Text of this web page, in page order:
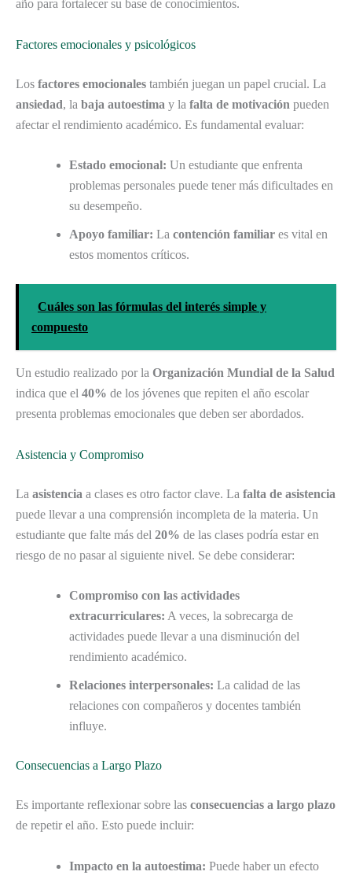
año para fortalecer su base de conocimientos.
Factores emocionales y psicológicos
Los factores emocionales también juegan un papel crucial. La
ansiedad, la baja autoestima y la falta de motivación pueden
afectar el rendimiento académico. Es fundamental evaluar:
Estado emocional: Un estudiante que enfrenta
problemas personales puede tener más dificultades en
su desempeño.
Apoyo familiar: La contención familiar es vital en
estos momentos críticos.
Cuáles son las fórmulas del interés simple y
compuesto
Un estudio realizado por la Organización Mundial de la Salud
indica que el 40% de los jóvenes que repiten el año escolar
presenta problemas emocionales que deben ser abordados.
Asistencia y Compromiso
La asistencia a clases es otro factor clave. La falta de asistencia
puede llevar a una comprensión incompleta de la materia. Un
estudiante que falte más del 20% de las clases podría estar en
riesgo de no pasar al siguiente nivel. Se debe considerar:
Compromiso con las actividades
extracurriculares: A veces, la sobrecarga de
actividades puede llevar a una disminución del
rendimiento académico.
Relaciones interpersonales: La calidad de las
relaciones con compañeros y docentes también
influye.
Consecuencias a Largo Plazo
Es importante reflexionar sobre las consecuencias a largo plazo
de repetir el año. Esto puede incluir:
Impacto en la autoestima: Puede haber un efecto